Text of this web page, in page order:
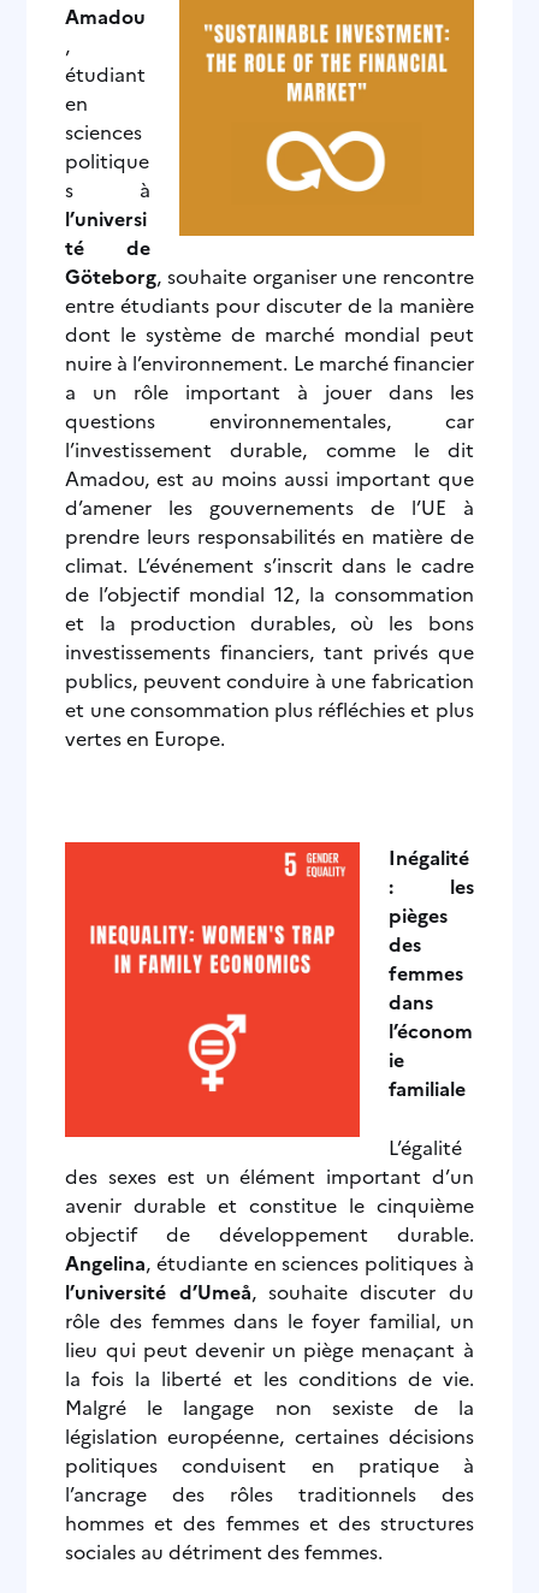
Amadou
,
étudiant
en
sciences
politique
s à
l’universi
té de
Göteborg, souhaite organiser une rencontre
entre étudiants pour discuter de la manière
dont le système de marché mondial peut
nuire à l’environnement. Le marché financier
a un rôle important à jouer dans les
questions environnementales, car
l’investissement durable, comme le dit
Amadou, est au moins aussi important que
d’amener les gouvernements de l’UE à
prendre leurs responsabilités en matière de
climat. L’événement s’inscrit dans le cadre
de l’objectif mondial 12, la consommation
et la production durables, où les bons
investissements financiers, tant privés que
publics, peuvent conduire à une fabrication
et une consommation plus réfléchies et plus
vertes en Europe.
Inégalité
: les
pièges
des
femmes
dans
l’économ
ie
familiale
L’égalité
des sexes est un élément important d’un
avenir durable et constitue le cinquième
objectif de développement durable.
Angelina, étudiante en sciences politiques à
l’université d’Umeå, souhaite discuter du
rôle des femmes dans le foyer familial, un
lieu qui peut devenir un piège menaçant à
la fois la liberté et les conditions de vie.
Malgré le langage non sexiste de la
législation européenne, certaines décisions
politiques conduisent en pratique à
l’ancrage des rôles traditionnels des
hommes et des femmes et des structures
sociales au détriment des femmes.